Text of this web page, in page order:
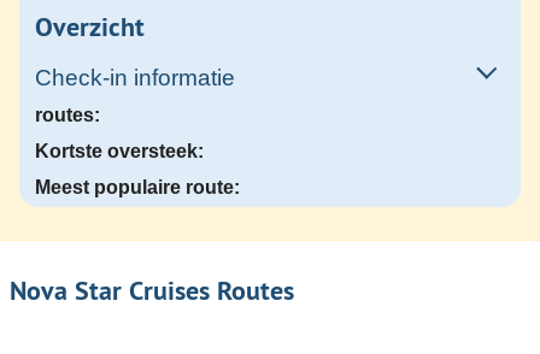
Overzicht
Check-in informatie
routes:
Kortste oversteek:
Meest populaire route:
Nova Star Cruises Routes